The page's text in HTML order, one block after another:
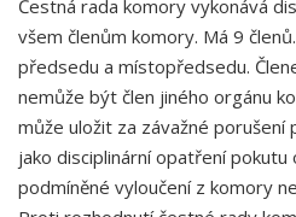
Čestná rada komory vykonává
všem členům komory. Má 9
předsedu a místopředsedu.
nemůže být člen jiného orgánu
může uložit za závažné porušení
jako disciplinární opatření
podmíněné vyloučení z komory